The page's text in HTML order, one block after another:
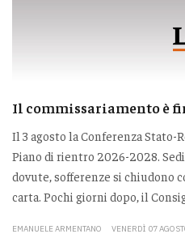
Il commissariamento è
Il 3 agosto la Conferenza Stato-
Piano di rientro 2026-2028.
dovute, sofferenze si chiudono
carta. Pochi giorni dopo, il
EMANUELE ARMENTANO VENERDÌ 07